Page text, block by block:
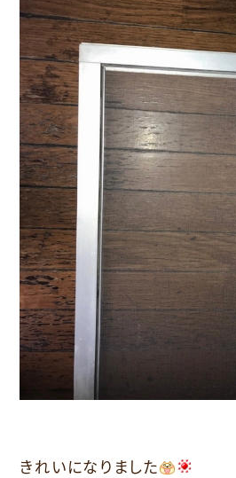
きれいになりました